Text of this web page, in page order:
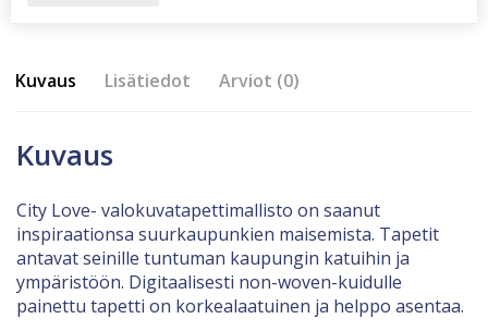
Kuvaus Lisätiedot Arviot (0)
Kuvaus
City Love- valokuvatapettimallisto on saanut
inspiraationsa suurkaupunkien maisemista. Tapetit
antavat seinille tuntuman kaupungin katuihin ja
ympäristöön. Digitaalisesti non-woven-kuidulle
painettu tapetti on korkealaatuinen ja helppo asentaa.